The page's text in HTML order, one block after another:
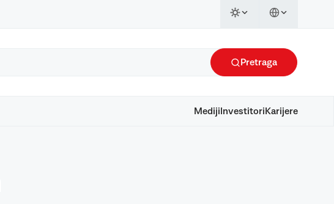
Pretraga
Mediji Investitori Karijere